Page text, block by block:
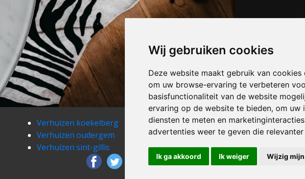
Wij gebruiken cookies
Deze website maakt gebruik van
om uw browse-ervaring te verbeteren
basisfunctionaliteit van de website
ervaring op de website te bieden, om uw
diensten te meten en
advertenties weer te geven die
Ik ga akkoord Ik weiger Wijzig
Verhuizen koekelberg
Verhuizen laken
Verhuizen oudergem
Verhuizen schaarbeek
Verhuizen sint-gillis Verhuizen sint-jans-